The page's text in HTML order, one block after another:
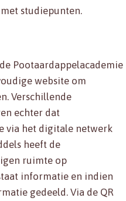
studiepunten.
Pootaardappelacademie
website om
Verschillende
echter dat
via het digitale netwerk
heeft de
ruimte op
informatie en indien
gedeeld. Via de QR